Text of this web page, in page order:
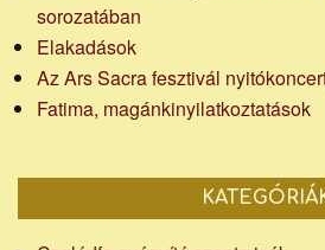
sorozatában
Elakadások
Az Ars Sacra fesztivál
Fatima, magánkinyilatkoztatások